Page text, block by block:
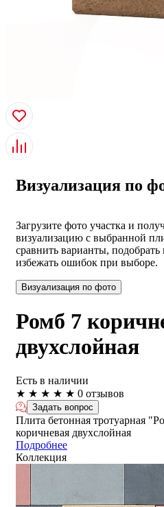
Визуализация по
Загрузите фото участка и
визуализацию с выбранной
сравнить варианты,
избежать ошибок при выборе.
Визуализация по фото
Ромб 7
двухслойная
Есть в наличии
★ ★ ★ ★ ★ 0 отзывов
Задать вопрос
Плита бетонная тротуарная
коричневая двухслойная
Подробнее
Коллекция